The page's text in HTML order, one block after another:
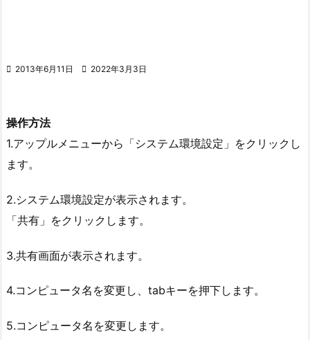
 2013年6月11日  2022年3月3日
操作方法
1.アップルメニューから「システム環境設定」をクリックし
ます。
2.システム環境設定が表示されます。
「共有」をクリックします。
3.共有画面が表示されます。
4.コンピュータ名を変更し、tabキーを押下します。
5.コンピュータ名を変更します。